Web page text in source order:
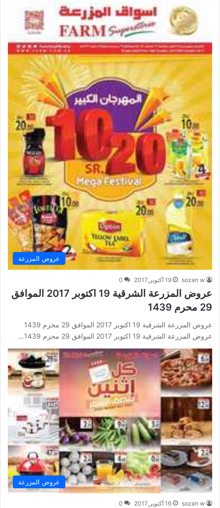
عروض المزرعة
sozan w 19 أكتوبر,2017 0
عروض المزرعة الشرقية 19 اكتوبر 2017 الموافق
29 محرم 1439
عروض المزرعة الشرقية 19 اكتوبر 2017 الموافق 29 محرم 1439
عروض المزرعة الشرقية 19 اكتوبر 2017 الموافق 29 محرم 1439…
عروض المزرعة
sozan w 16 أكتوبر,2017 0